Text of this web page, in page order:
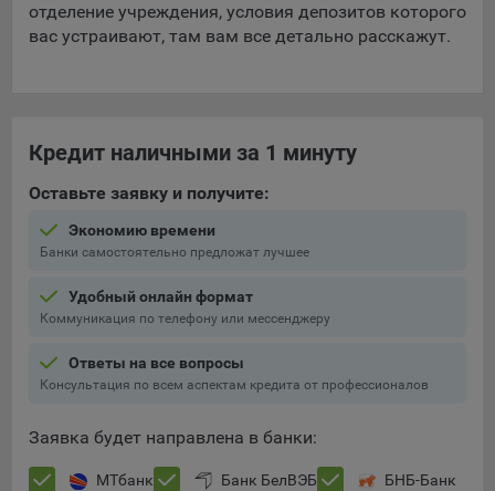
отделение учреждения, условия депозитов которого
вас устраивают, там вам все детально расскажут.
Кредит наличными за 1 минуту
Оставьте заявку и получите:
Экономию времени
Банки самостоятельно предложат лучшее
Удобный онлайн формат
Коммуникация по телефону или мессенджеру
Ответы на все вопросы
Консультация по всем аспектам кредита от профессионалов
Заявка будет направлена в банки:
МТбанк Банк БелВЭБ БНБ-Банк